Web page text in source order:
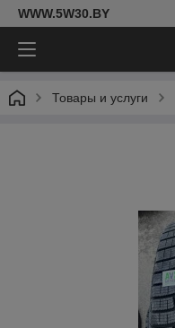
WWW.5W30.BY
Товары и услуги